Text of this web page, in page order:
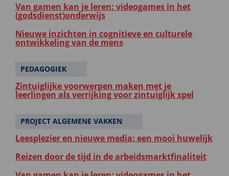
Van gamen kan je leren: videogames in het
(godsdienst)onderwijs
Nieuwe inzichten in cognitieve en culturele
ontwikkeling van de mens
PEDAGOGIEK
Zintuiglijke voorwerpen maken met je
leerlingen als verrijking voor zintuiglijk spel
PROJECT ALGEMENE VAKKEN
Leesplezier en nieuwe media: een mooi huwelijk
Reizen door de tijd in de arbeidsmarktfinaliteit